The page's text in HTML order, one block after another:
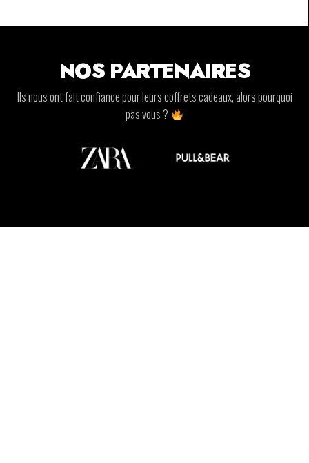
NOS PARTENAIRES
Ils nous ont fait confiance pour leurs coffrets cadeaux, alors pourquoi
pas vous ?